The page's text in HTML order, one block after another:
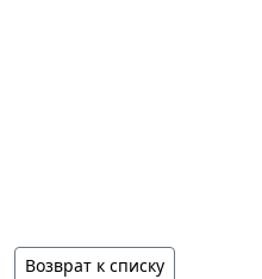
Возврат к списку